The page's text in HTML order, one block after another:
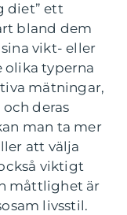
diet” ett
bland dem
vikt- eller
olika typerna
mätningar,
deras
man ta mer
att välja
viktigt
måttlighet är
livsstil.